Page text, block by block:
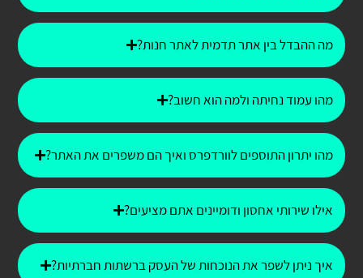
מה ההבדל בין אתר תדמית לאתר חנות?
מהו עמוד נחיתה ולמה הוא חשוב?
מהו יתרון התוספים לוורדפרס ואיך הם משפרים את האתר?
אילו שירותי אחסון ודומיינים אתם מציעים?
איך ניתן לשפר את הנוכחות של העסק ברשתות חברתיות?